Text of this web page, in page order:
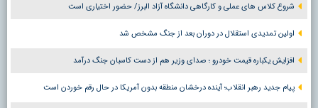
شروع کلاس های عملی و کارگاهی دانشگاه آزاد البرز/ حضور اختیاری است
اولین تمدیدی استقلال در دوران بعد از جنگ مشخص شد
افزایش یکباره قیمت خودرو ؛ صدای وزیر هم از دست کاسبان جنگ درآمد
پیام جدید رهبر انقلاب؛ آینده درخشان منطقه بدون آمریکا در حال رقم خوردن است